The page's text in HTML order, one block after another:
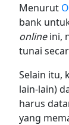
Menurut
bank
onlineini,
tunai
Selain itu,
lain-lain)
harus
yang